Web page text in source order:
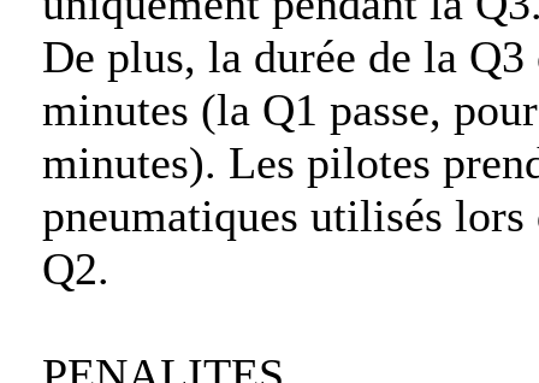
De plus, la durée de la
minutes (la Q1 passe,
minutes). Les pilotes
pneumatiques utilisés
Q2.